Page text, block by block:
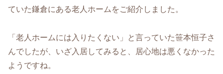
ていた鎌倉にある老人ホームをご紹介しました。
「老人ホームには入りたくない」と言っていた笹本恒子さ
んでしたが、いざ入居してみると、居心地は悪くなかった
ようですね。